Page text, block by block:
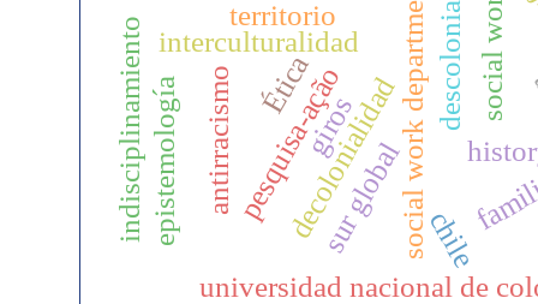
social work
social work department
universidad nacional de
descolonial
sur global
interculturalidad
decolonialidad
giros
chile
pesquisa-ação
antirracismo
epistemología Ética
indisciplinamiento
territorio